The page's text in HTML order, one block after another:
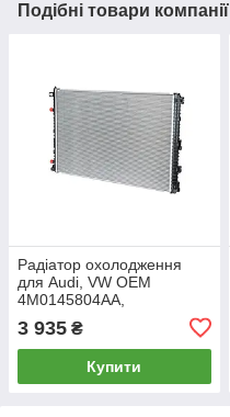
Подібні товари компанії
Радіатор охолодження
для Audi, VW OEM
4M0145804AA,
3 935 ₴
Купити